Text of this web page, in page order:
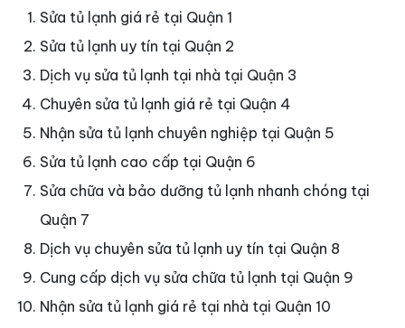
Sửa tủ lạnh giá rẻ tại Quận 1
Sửa tủ lạnh uy tín tại Quận 2
Dịch vụ sửa tủ lạnh tại nhà tại Quận 3
Chuyên sửa tủ lạnh giá rẻ tại Quận 4
Nhận sửa tủ lạnh chuyên nghiệp tại Quận 5
Sửa tủ lạnh cao cấp tại Quận 6
Sửa chữa và bảo dưỡng tủ lạnh nhanh chóng tại
Quận 7
Dịch vụ chuyên sửa tủ lạnh uy tín tại Quận 8
Cung cấp dịch vụ sửa chữa tủ lạnh tại Quận 9
Nhận sửa tủ lạnh giá rẻ tại nhà tại Quận 10